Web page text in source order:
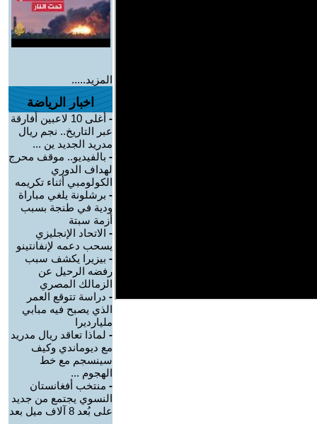
المزيد.....
اخبار الرياضة
-
أغلى 10 لاعبين أفارقة
عبر التاريخ.. نجم ريال
مدريد الجديد ين ...
- بالفيديو.. موقف محرج
لهداف الدوري
الكولومبي أثناء تكريمه
- برشلونة يلغي مباراة
ودية في طنجة بسبب
أزمة سبتة
- الاتحاد الإنجليزي
يسحب دعمه لإنفانتينو
- بيزيرا يكشف سبب
رفضه الرحيل عن
الزمالك المصري
- دراسة تتوقع العمر
الذي يصبح فيه مبابي
مليارديرا
- لماذا تعاقد ريال مدريد
مع ديوماندي وكيف
سينسجم مع خط
الهجوم ...
- منتخب أفغانستان
النسوي يجتمع من جديد
على بُعد 8 آلاف ميل بعد